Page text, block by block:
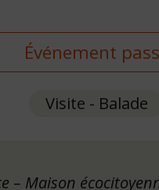
Événement
Visite - Balade
– Maison